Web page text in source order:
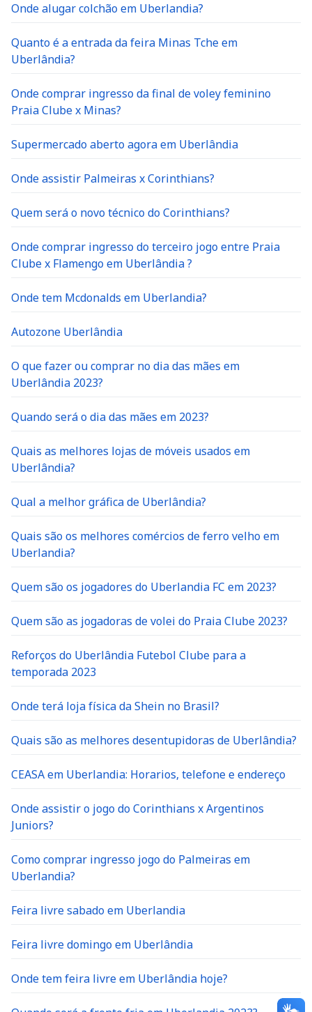
Onde alugar colchão em Uberlandia?
Quanto é a entrada da feira Minas Tche em
Uberlândia?
Onde comprar ingresso da final de voley feminino
Praia Clube x Minas?
Supermercado aberto agora em Uberlândia
Onde assistir Palmeiras x Corinthians?
Quem será o novo técnico do Corinthians?
Onde comprar ingresso do terceiro jogo entre Praia
Clube x Flamengo em Uberlândia ?
Onde tem Mcdonalds em Uberlandia?
Autozone Uberlândia
O que fazer ou comprar no dia das mães em
Uberlândia 2023?
Quando será o dia das mães em 2023?
Quais as melhores lojas de móveis usados em
Uberlândia?
Qual a melhor gráfica de Uberlândia?
Quais são os melhores comércios de ferro velho em
Uberlandia?
Quem são os jogadores do Uberlandia FC em 2023?
Quem são as jogadoras de volei do Praia Clube 2023?
Reforços do Uberlândia Futebol Clube para a
temporada 2023
Onde terá loja física da Shein no Brasil?
Quais são as melhores desentupidoras de Uberlândia?
CEASA em Uberlandia: Horarios, telefone e endereço
Onde assistir o jogo do Corinthians x Argentinos
Juniors?
Como comprar ingresso jogo do Palmeiras em
Uberlandia?
Feira livre sabado em Uberlandia
Feira livre domingo em Uberlândia
Onde tem feira livre em Uberlândia hoje?